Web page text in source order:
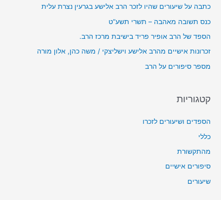
ד
י
ו
כתבה על שיעורים שהיו לזכר הרב אלישע בגרעין נצרת עלית
כנס תשובה מאהבה – תשרי תשע”ט
הספד של הרב אופיר פריד בישיבת מרכז הרב.
זכרונות אישיים מהרב אלישע וישליצקי / משה כהן, אלון מורה
מספר סיפורים על הרב
קטגוריות
הספדים ושיעורים לזכרו
כללי
מהתקשורת
סיפורים אישיים
שיעורים